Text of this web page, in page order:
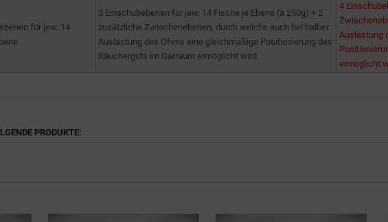
für jew. 14
3 Einschubebenen für jew. 14 Fische je Ebene (à 250g) + 2
zusätzliche Zwischenebenen, durch welche auch bei halber
Auslastung des Ofens eine gleichmäßige Positionierung des
Räucherguts im Garraum ermöglicht wird.
4
Auslastung
ermöglicht
PRODUKTE: